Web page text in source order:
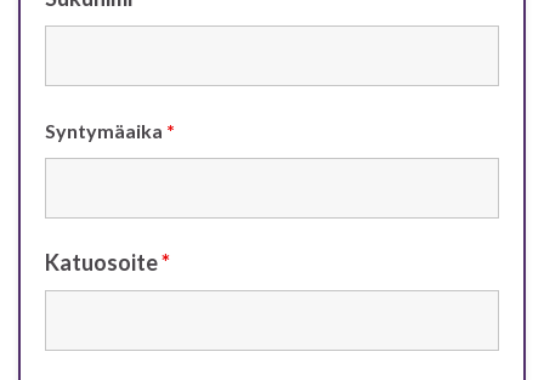
Syntymäaika *
Katuosoite*